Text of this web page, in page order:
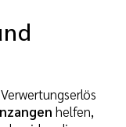
helfen,